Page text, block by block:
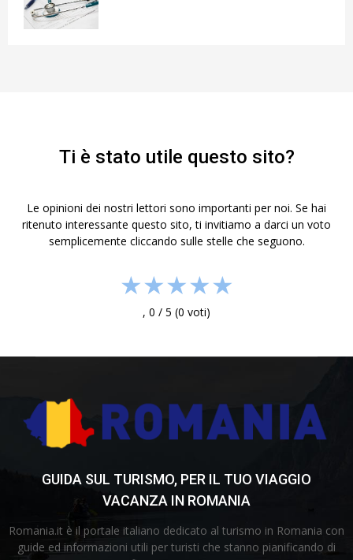
Ti è stato utile questo sito?
Le opinioni dei nostri lettori sono importanti per noi. Se hai
ritenuto interessante questo sito, ti invitiamo a darci un voto
semplicemente cliccando sulle stelle che seguono.
★★★★★
, 0 / 5 (0 voti)
GUIDA SUL TURISMO, PER IL TUO VIAGGIO
VACANZA IN ROMANIA
Romania.it è il portale italiano dedicato al turismo in Romania con
guide ed informazioni utili per turisti che stanno pianificando di